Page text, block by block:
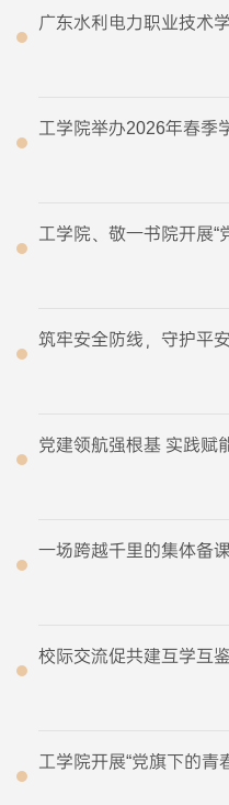
工学院举办2026年春季
一场跨越千里的集体备